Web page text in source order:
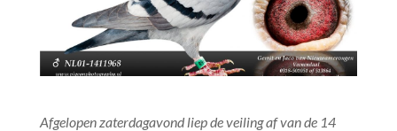
Afgelopen zaterdagavond liep de veiling af van de 14